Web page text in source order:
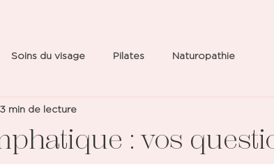
Soins du visage Pilates Naturopathie
: vos
3 min de lecture